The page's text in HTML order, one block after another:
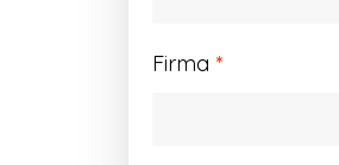
Firma *